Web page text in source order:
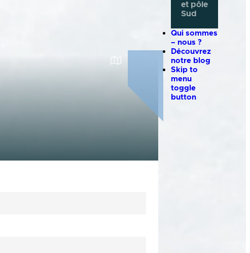
et pôle
Sud
Qui sommes
– nous ?
Découvrez
notre blog
Skip to
menu
toggle
button